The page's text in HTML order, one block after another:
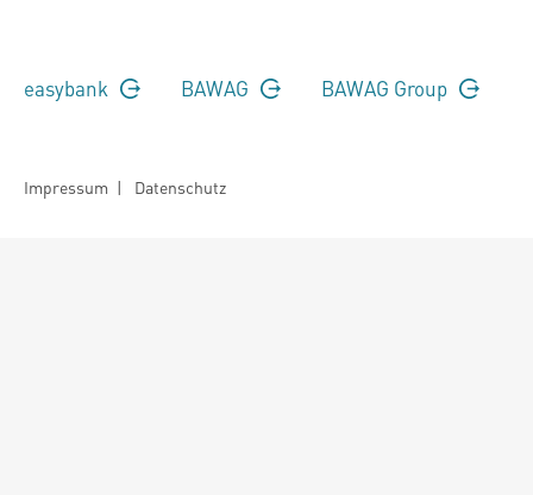
easybank BAWAG BAWAG Group
Impressum | Datenschutz